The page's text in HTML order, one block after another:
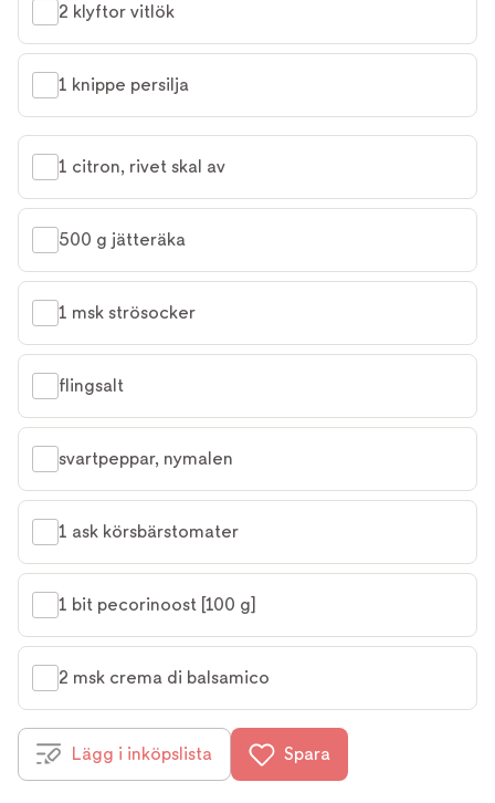
2 klyftor vitlök
1 knippe persilja
1 citron, rivet skal av
500 g jätteräka
1 msk strösocker
flingsalt
svartpeppar, nymalen
1 ask körsbärstomater
1 bit pecorinoost [100 g]
2 msk crema di balsamico
Lägg i inköpslista Spara